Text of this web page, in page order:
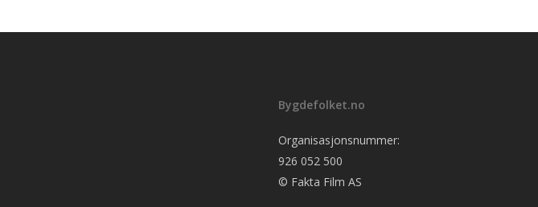
Bygdefolket.no
Organisasjonsnummer:
926 052 500
© Fakta Film AS